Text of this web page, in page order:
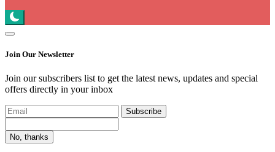
Join Our Newsletter
Join our subscribers list to get the latest news, updates and special
offers directly in your inbox
Subscribe
No, thanks